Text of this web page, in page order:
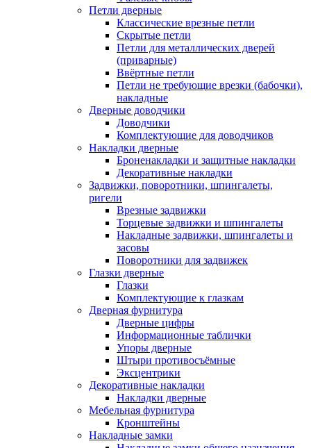
Петли дверные
Классические врезные петли
Скрытые петли
Петли для металлических дверей
(приварные)
Ввёртные петли
Петли не требующие врезки (бабочки),
накладные
Дверные доводчики
Доводчики
Комплектующие для доводчиков
Накладки дверные
Броненакладки и защитные накладки
Декоративные накладки
Задвижки, поворотники, шпингалеты,
ригели
Врезные задвижки
Торцевые задвижки и шпингалеты
Накладные задвижки, шпингалеты и
засовы
Поворотники для задвижек
Глазки дверные
Глазки
Комплектующие к глазкам
Дверная фурнитура
Дверные цифры
Информационные таблички
Упоры дверные
Штыри противосъёмные
Эксцентрики
Декоративные накладки
Накладки дверные
Мебельная фурнитура
Кронштейны
Накладные замки